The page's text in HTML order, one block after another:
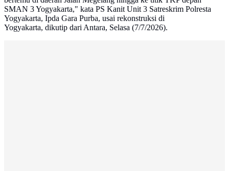
SMAN 3 Yogyakarta," kata PS Kanit Unit 3 Satreskrim Polresta
Yogyakarta, Ipda Gara Purba, usai rekonstruksi di
Yogyakarta, dikutip dari Antara, Selasa (7/7/2026).